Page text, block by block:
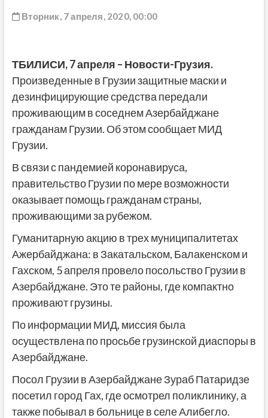
Вторник, 7 апреля, 2020, 00:00
ТБИЛИСИ,7 апреля – Новости-Грузия.
Произведенные в Грузии защитные маски и
дезинфицирующие средства передали
проживающим в соседнем Азербайджане
гражданам Грузии. Об этом сообщает МИД
Грузии.
В связи с пандемией коронавируса,
правительство Грузии по мере возможности
оказывает помощь гражданам страны,
проживающими за рубежом.
Гуманитарную акцию в трех муниципалитетах
Ажербайджана: в Закатальском, Балакенском и
Гахском, 5 апреля провело посольство Грузии в
Азербайджане. Это те районы, где компактно
проживают грузины.
По информации МИД, миссия была
осуществлена по просьбе грузинской диаспоры в
Азербайджане.
Посол Грузии в Азербайджане Зураб Патаридзе
посетил город Гах, где осмотрел поликлинику, а
также побывал в больнице в селе Алибегло.